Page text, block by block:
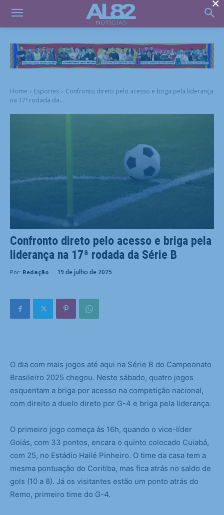
Home Esportes
Confronto direto pelo acesso e briga pela liderança
na 17ª rodada da...
Confronto direto pelo acesso e briga pela
liderança na 17ª rodada da Série B
Por: Redação - 19 de julho de 2025
O dia com mais jogos até aqui na Série B do Campeonato
Brasileiro 2025 chegou. Neste sábado, quatro jogos
esquentam a briga por acesso na competição nacional,
com direito a duelo direto por G-4 e briga pela liderança.
O primeiro jogo começa às 16h, quando o vice-líder
Goiás, com 33 pontos, encara o quinto colocado Cuiabá,
com 25, no Estádio Hailé Pinheiro. O time da casa tem a
mesma pontuação do Coritiba, mas fica atrás no saldo de
gols (10 a 8). Já os visitantes estão um ponto atrás do
Remo, primeiro time do G-4.